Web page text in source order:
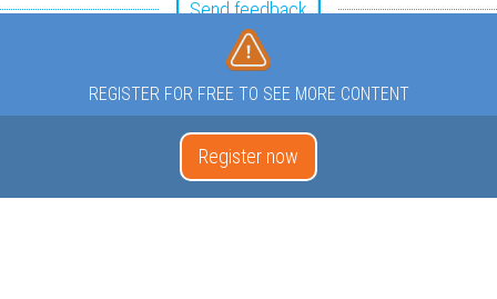
Send feedback
REGISTER FOR FREE TO SEE MORE CONTENT
Register now